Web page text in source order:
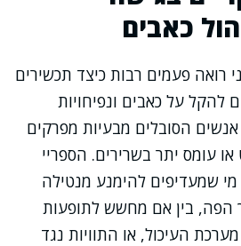
כאבים
רואה פעמים רבות כיצד תכשירים
להקל על כאבים ונפיחויות
הסובלים מבעיות מפרקים
או עומס יתר בשרירים. הספריי
מי שמעדיפים להימנע מנטילה
הפה, בין אם מחשש לתופעות
העיכול, או התוויות נגד